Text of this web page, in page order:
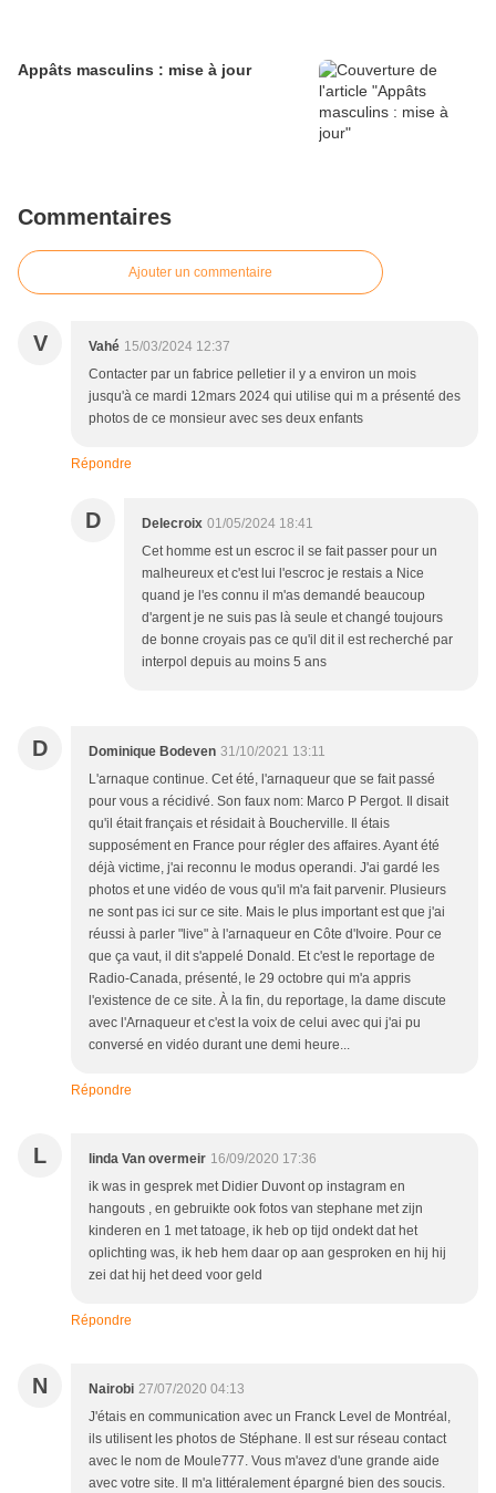
Appâts masculins : mise à jour
Commentaires
Ajouter un commentaire
V Vahé 15/03/2024 12:37
Contacter par un fabrice pelletier il y a environ un mois
jusqu'à ce mardi 12mars 2024 qui utilise qui m a présenté des
photos de ce monsieur avec ses deux enfants
Répondre
D Delecroix 01/05/2024 18:41
Cet homme est un escroc il se fait passer pour un
malheureux et c'est lui l'escroc je restais a Nice
quand je l'es connu il m'as demandé beaucoup
d'argent je ne suis pas là seule et changé toujours
de bonne croyais pas ce qu'il dit il est recherché par
interpol depuis au moins 5 ans
D Dominique Bodeven 31/10/2021 13:11
L'arnaque continue. Cet été, l'arnaqueur que se fait passé
pour vous a récidivé. Son faux nom: Marco P Pergot. Il disait
qu'il était français et résidait à Boucherville. Il étais
supposément en France pour régler des affaires. Ayant été
déjà victime, j'ai reconnu le modus operandi. J'ai gardé les
photos et une vidéo de vous qu'il m'a fait parvenir. Plusieurs
ne sont pas ici sur ce site. Mais le plus important est que j'ai
réussi à parler "live" à l'arnaqueur en Côte d'Ivoire. Pour ce
que ça vaut, il dit s'appelé Donald. Et c'est le reportage de
Radio-Canada, présenté, le 29 octobre qui m'a appris
l'existence de ce site. À la fin, du reportage, la dame discute
avec l'Arnaqueur et c'est la voix de celui avec qui j'ai pu
conversé en vidéo durant une demi heure...
Répondre
L linda Van overmeir 16/09/2020 17:36
ik was in gesprek met Didier Duvont op instagram en
hangouts , en gebruikte ook fotos van stephane met zijn
kinderen en 1 met tatoage, ik heb op tijd ondekt dat het
oplichting was, ik heb hem daar op aan gesproken en hij hij
zei dat hij het deed voor geld
Répondre
N Nairobi 27/07/2020 04:13
J'étais en communication avec un Franck Level de Montréal,
ils utilisent les photos de Stéphane. Il est sur réseau contact
avec le nom de Moule777. Vous m'avez d'une grande aide
avec votre site. Il m'a littéralement épargné bien des soucis.